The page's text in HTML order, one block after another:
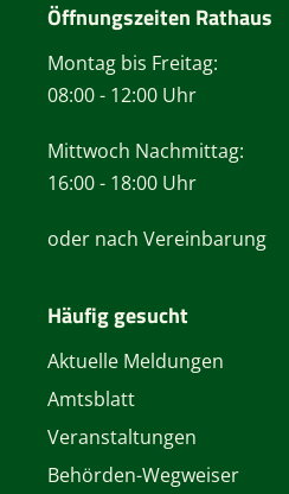
Öffnungszeiten Rathaus
Montag bis Freitag:
08:00 - 12:00 Uhr
Mittwoch Nachmittag:
16:00 - 18:00 Uhr
oder nach Vereinbarung
Häufig gesucht
Aktuelle Meldungen
Amtsblatt
Veranstaltungen
Behörden-Wegweiser